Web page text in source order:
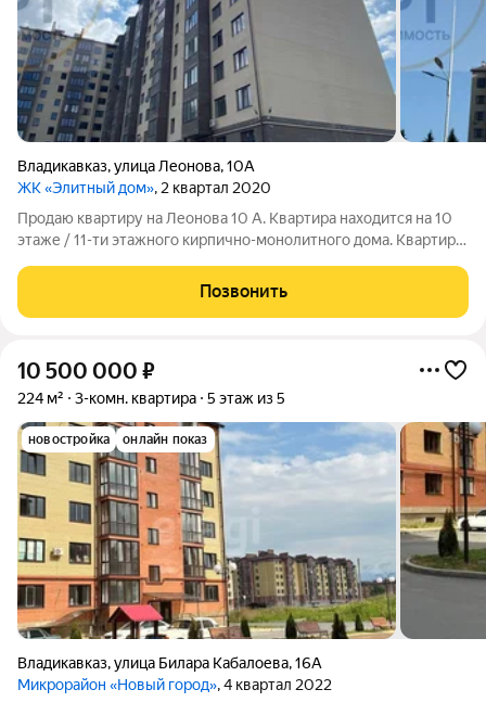
Владикавказ,улица Леонова,10А
ЖК «Элитный дом», 2 квартал 2020
Продаю квартиру на Леонова 10 А. Квартира находится на 10
этаже / 11-ти этажного кирпично-монолитного дома. Квартира
метров вместе с мансардой. Высота потолков 3.2 м. Свободная
планировка под
Позвонить
10 500 000 ₽
224 м² 3-комн. квартира 5 этаж из 5
новостройка онлайн показ
Владикавказ,улица Билара Кабалоева,16А
Микрорайон «Новый город», 4 квартал 2022